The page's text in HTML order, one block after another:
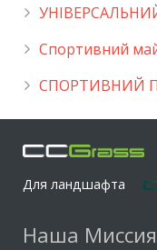
Cпортивний
СПОРТИВНИЙ
Для ландшафта
Наша Миссия